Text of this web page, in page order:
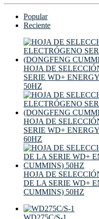
Popular
Reciente
HOJA DE
SERIE WD+
50HZ
HOJA DE
SERIE WD+
60HZ
HOJA DE
DE LA SERIE WD+
CUMMINS) 50HZ
WD275C/S-1